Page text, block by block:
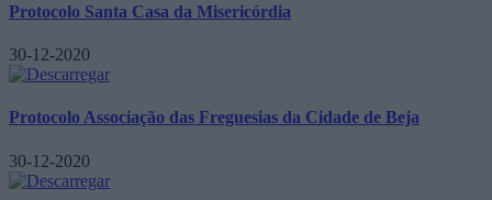
Protocolo Santa Casa da Misericórdia
30-12-2020
Protocolo Associação das Freguesias da Cidade de Beja
30-12-2020